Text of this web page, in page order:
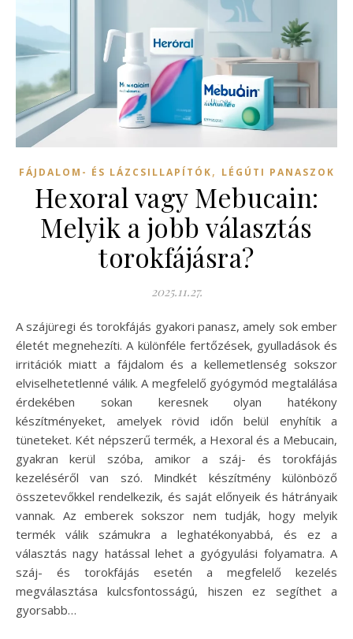
FÁJDALOM- ÉS LÁZCSILLAPÍTÓK, LÉGÚTI PANASZOK
Hexoral vagy Mebucain:
Melyik a jobb választás
torokfájásra?
2025.11.27.
A szájüregi és torokfájás gyakori panasz, amely sok ember
életét megnehezíti. A különféle fertőzések, gyulladások és
irritációk miatt a fájdalom és a kellemetlenség sokszor
elviselhetetlenné válik. A megfelelő gyógymód megtalálása
érdekében sokan keresnek olyan hatékony
készítményeket, amelyek rövid időn belül enyhítik a
tüneteket. Két népszerű termék, a Hexoral és a Mebucain,
gyakran kerül szóba, amikor a száj- és torokfájás
kezeléséről van szó. Mindkét készítmény különböző
összetevőkkel rendelkezik, és saját előnyeik és hátrányaik
vannak. Az emberek sokszor nem tudják, hogy melyik
termék válik számukra a leghatékonyabbá, és ez a
választás nagy hatással lehet a gyógyulási folyamatra. A
száj- és torokfájás esetén a megfelelő kezelés
megválasztása kulcsfontosságú, hiszen ez segíthet a
gyorsabb…